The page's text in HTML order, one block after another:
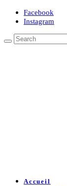
Facebook
Instagram
Accueil